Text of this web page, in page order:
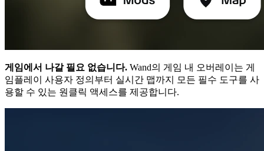
게임에서 나갈 필요 없습니다. Wand의 게임 내 오버레이는 게
임플레이 사용자 정의부터 실시간 맵까지 모든 필수 도구를 사
용할 수 있는 원클릭 액세스를 제공합니다.